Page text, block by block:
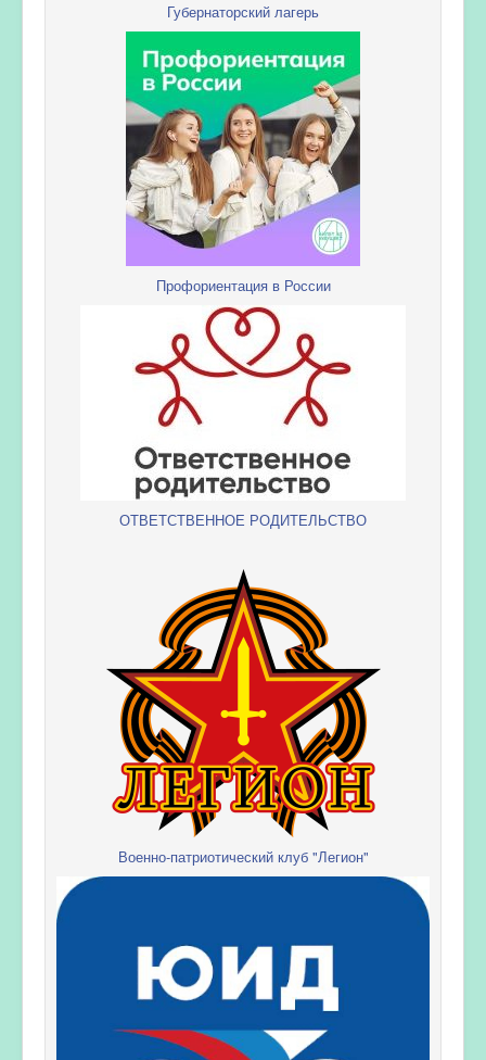
Губернаторский лагерь
Профориентация в России
ОТВЕТСТВЕННОЕ РОДИТЕЛЬСТВО
Военно-патриотический клуб "Легион"